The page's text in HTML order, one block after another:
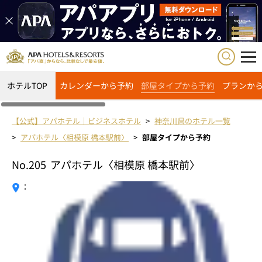
ホテルTOP カレンダーから予約 部屋タイプから予約 プランか
【公式】アパホテル｜ビジネスホテル
神奈川県のホテル一覧
アパホテル〈相模原 橋本駅前〉
部屋タイプから予約
No.205 アパホテル〈相模原 橋本駅前〉
：